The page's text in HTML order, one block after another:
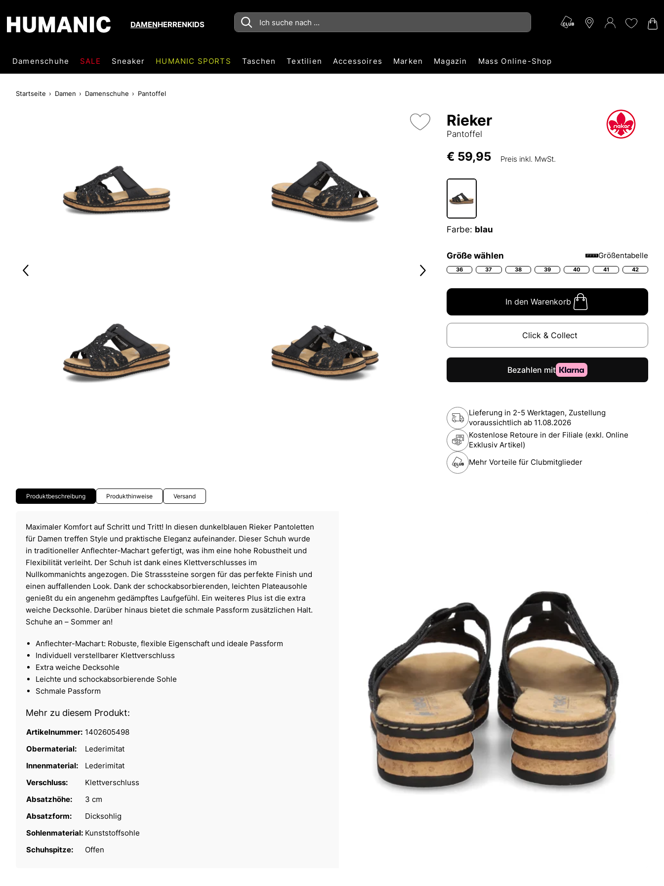
DAMENHERRENKIDS
Damenschuhe SALE Sneaker HUMANIC SPORTS Taschen Textilien Accessoires Marken Magazin Mass Online-Shop
Startseite Damen Damenschuhe Pantoffel
Rieker
Pantoffel
€ 59,95 Preis inkl. MwSt.
Farbe: blau
Größe wählen Größentabelle
36 37 38 39 40 41 42
In den Warenkorb
Click & Collect
Lieferung in 2-5 Werktagen, Zustellung
voraussichtlich ab 11.08.2026
Kostenlose Retoure in der Filiale (exkl. Online
Exklusiv Artikel)
Mehr Vorteile für Clubmitglieder
Produktbeschreibung Produkthinweise Versand
Maximaler Komfort auf Schritt und Tritt! In diesen dunkelblauen Rieker Pantoletten
für Damen treffen Style und praktische Eleganz aufeinander. Dieser Schuh wurde
in traditioneller Anflechter-Machart gefertigt, was ihm eine hohe Robustheit und
Flexibilität verleiht. Der Schuh ist dank eines Klettverschlusses im
Nullkommanichts angezogen. Die Strasssteine sorgen für das perfekte Finish und
einen auffallenden Look. Dank der schockabsorbierenden, leichten Plateausohle
genießt du ein angenehm gedämpftes Laufgefühl. Ein weiteres Plus ist die extra
weiche Decksohle. Darüber hinaus bietet die schmale Passform zusätzlichen Halt.
Schuhe an – Sommer an!
Anflechter-Machart: Robuste, flexible Eigenschaft und ideale Passform
Individuell verstellbarer Klettverschluss
Extra weiche Decksohle
Leichte und schockabsorbierende Sohle
Schmale Passform
Mehr zu diesem Produkt:
Artikelnummer: 1402605498
Obermaterial:
Lederimitat
Innenmaterial:
Lederimitat
Verschluss:
Klettverschluss
Absatzhöhe:
3 cm
Absatzform:
Dicksohlig
Sohlenmaterial: Kunststoffsohle
Schuhspitze:
Offen